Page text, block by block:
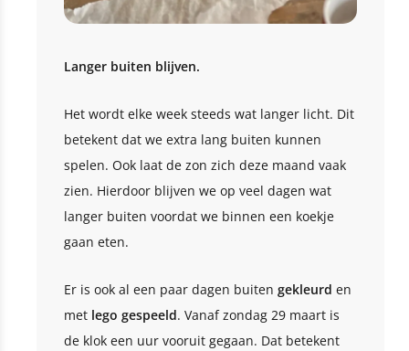
Langer buiten blijven.
Het wordt elke week steeds wat langer licht. Dit
betekent dat we extra lang buiten kunnen
spelen. Ook laat de zon zich deze maand vaak
zien. Hierdoor blijven we op veel dagen wat
langer buiten voordat we binnen een koekje
gaan eten.
Er is ook al een paar dagen buiten gekleurd en
met lego gespeeld. Vanaf zondag 29 maart is
de klok een uur vooruit gegaan. Dat betekent